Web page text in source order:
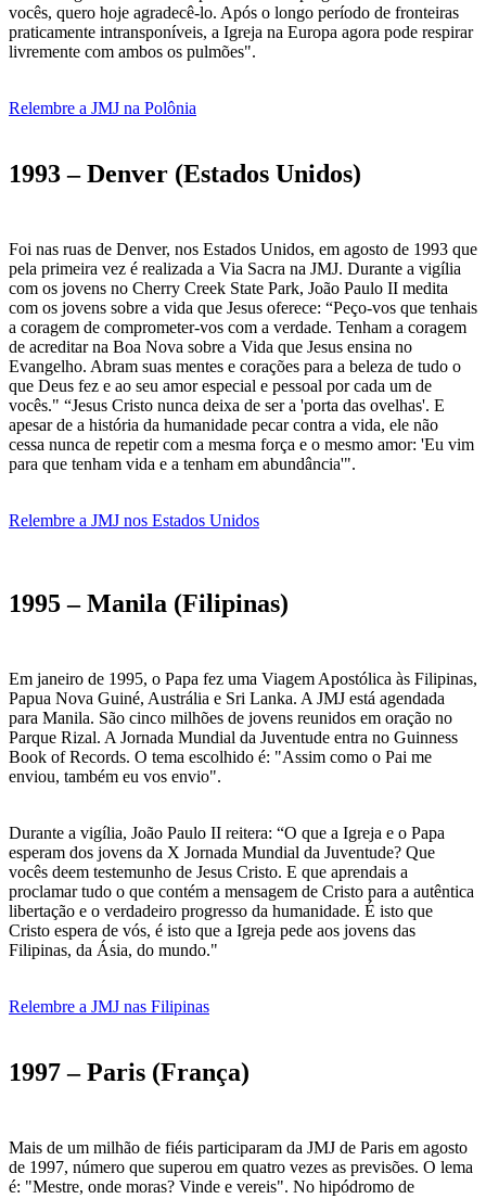
vocês, quero hoje agradecê-lo. Após o longo período de fronteiras
praticamente intransponíveis, a Igreja na Europa agora pode respirar
livremente com ambos os pulmões".
Relembre a JMJ na Polônia
1993 – Denver (Estados Unidos)
Foi nas ruas de Denver, nos Estados Unidos, em agosto de 1993 que
pela primeira vez é realizada a Via Sacra na JMJ. Durante a vigília
com os jovens no Cherry Creek State Park, João Paulo II medita
com os jovens sobre a vida que Jesus oferece: “Peço-vos que tenhais
a coragem de comprometer-vos com a verdade. Tenham a coragem
de acreditar na Boa Nova sobre a Vida que Jesus ensina no
Evangelho. Abram suas mentes e corações para a beleza de tudo o
que Deus fez e ao seu amor especial e pessoal por cada um de
vocês." “Jesus Cristo nunca deixa de ser a 'porta das ovelhas'. E
apesar de a história da humanidade pecar contra a vida, ele não
cessa nunca de repetir com a mesma força e o mesmo amor: 'Eu vim
para que tenham vida e a tenham em abundância'".
Relembre a JMJ nos Estados Unidos
1995 – Manila (Filipinas)
Em janeiro de 1995, o Papa fez uma Viagem Apostólica às Filipinas,
Papua Nova Guiné, Austrália e Sri Lanka. A JMJ está agendada
para Manila. São cinco milhões de jovens reunidos em oração no
Parque Rizal. A Jornada Mundial da Juventude entra no Guinness
Book of Records. O tema escolhido é: "Assim como o Pai me
enviou, também eu vos envio".
Durante a vigília, João Paulo II reitera: “O que a Igreja e o Papa
esperam dos jovens da X Jornada Mundial da Juventude? Que
vocês deem testemunho de Jesus Cristo. E que aprendais a
proclamar tudo o que contém a mensagem de Cristo para a autêntica
libertação e o verdadeiro progresso da humanidade. É isto que
Cristo espera de vós, é isto que a Igreja pede aos jovens das
Filipinas, da Ásia, do mundo."
Relembre a JMJ nas Filipinas
1997 – Paris (França)
Mais de um milhão de fiéis participaram da JMJ de Paris em agosto
de 1997, número que superou em quatro vezes as previsões. O lema
é: "Mestre, onde moras? Vinde e vereis". No hipódromo de